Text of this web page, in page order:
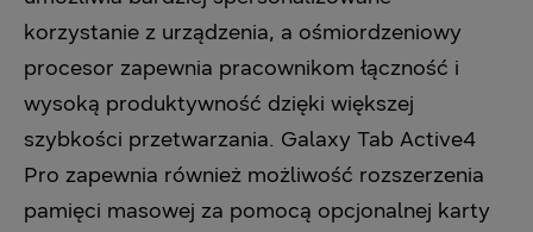
korzystanie z urządzenia, a ośmiordzeniowy
procesor zapewnia pracownikom łączność i
wysoką produktywność dzięki większej
szybkości przetwarzania. Galaxy Tab Active4
Pro zapewnia również możliwość rozszerzenia
pamięci masowej za pomocą opcjonalnej karty